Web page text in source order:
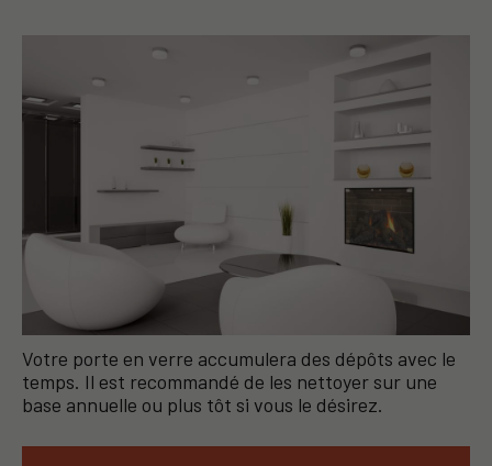
Votre porte en verre accumulera des dépôts avec le
temps. Il est recommandé de les nettoyer sur une
base annuelle ou plus tôt si vous le désirez.